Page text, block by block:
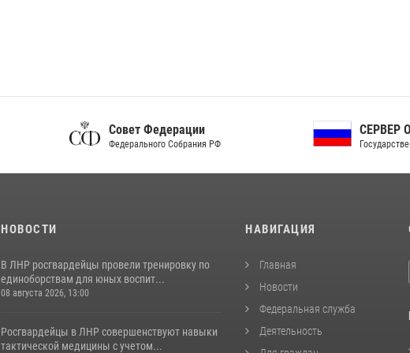
Совет Федерации
Федерального Собрания РФ
СЕРВЕР ОРГАНОВ
Государственной власти РФ
НОВОСТИ
В ЛНР росгвардейцы провели тренировку по
единоборствам для юных воспит...
08 августа 2026, 13:00
Росгвардейцы в ЛНР совершенствуют навыки
тактической медицины с учетом...
НАВИГАЦИЯ
Главная
Новости
Федеральная служба
Деятельность